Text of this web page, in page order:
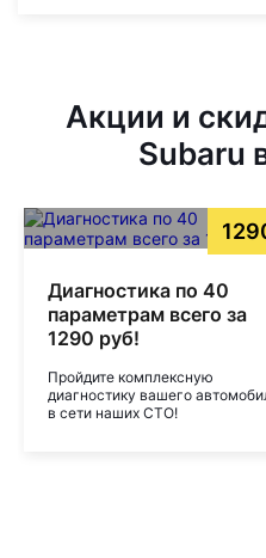
Акции и
Subaru
Диагностика по 40
параметрам всего за
1290 руб!
Пройдите комплексную
диагностику вашего
в сети наших СТО!